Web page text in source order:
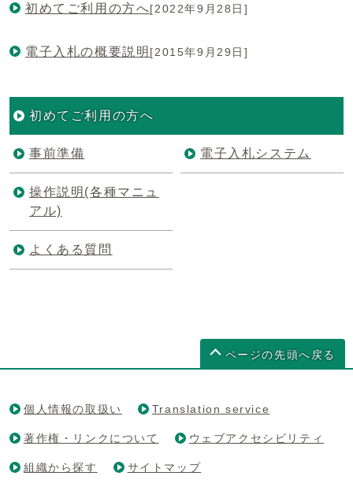
初めてご利用の方へ[2022年9月28日]
電子入札の概要説明 [2015年9月29日]
初めてご利用の方へ
事前準備 電子入札システム
操作説明(各種マニュ
アル)
よくある質問
ページの先頭へ戻る
個人情報の取扱い Translation service
著作権・リンクについて ウェブアクセシビリティ
組織から探す サイトマップ